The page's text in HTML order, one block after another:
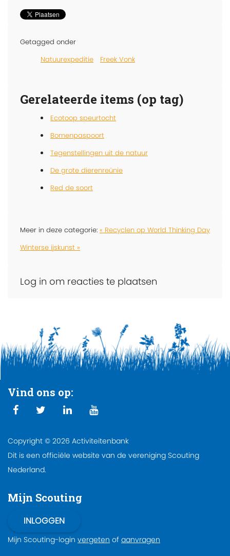
Getagged onder
Natuurexpeditie
Freek Vonk
Gerelateerde items (op tag)
Ecotoop speurtocht
Bomenpaspoort
Tegenstellingen uit de natuur
De grote dierenreünie
Red de soort
Meer in deze categorie: « Recyclen op World Thinking Day
Winterse ijskunst »
Log in om reacties te plaatsen
Vind ons op:
Copyright © 2026 Activiteitenbank
Dit is een officiële website van de vereniging Scouting
Nederland.
Mijn Scouting
Mijn Scouting-login vergeten of aanvragen